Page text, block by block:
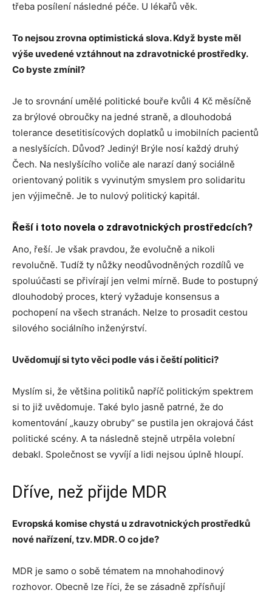
třeba posílení následné péče. U lékařů věk.
To nejsou zrovna optimistická slova. Když byste měl
výše uvedené vztáhnout na zdravotnické prostředky.
Co byste zmínil?
Je to srovnání umělé politické bouře kvůli 4 Kč měsíčně
za brýlové obroučky na jedné straně, a dlouhodobá
tolerance desetitisícových doplatků u imobilních pacientů
a neslyšících. Důvod? Jediný! Brýle nosí každý druhý
Čech. Na neslyšícího voliče ale narazí daný sociálně
orientovaný politik s vyvinutým smyslem pro solidaritu
jen výjimečně. Je to nulový politický kapitál.
Řeší i toto novela o zdravotnických prostředcích?
Ano, řeší. Je však pravdou, že evolučně a nikoli
revolučně. Tudíž ty nůžky neodůvodněných rozdílů ve
spoluúčasti se přivírají jen velmi mírně. Bude to postupný
dlouhodobý proces, který vyžaduje konsensus a
pochopení na všech stranách. Nelze to prosadit cestou
silového sociálního inženýrství.
Uvědomují si tyto věci podle vás i čeští politici?
Myslím si, že většina politiků napříč politickým spektrem
si to již uvědomuje. Také bylo jasně patrné, že do
komentování „kauzy obruby“ se pustila jen okrajová část
politické scény. A ta následně stejně utrpěla volební
debakl. Společnost se vyvíjí a lidi nejsou úplně hloupí.
Dříve, než přijde MDR
Evropská komise chystá u zdravotnických prostředků
nové nařízení, tzv. MDR. O co jde?
MDR je samo o sobě tématem na mnohahodinový
rozhovor. Obecně lze říci, že se zásadně zpřísňují